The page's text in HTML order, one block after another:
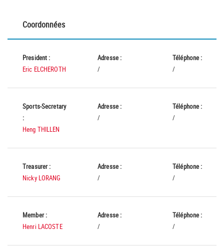
Coordonnées
President :
Eric ELCHEROTH
Adresse :
/
Téléphone :
/
Sports-Secretary
:
Heng THILLEN
Adresse :
/
Téléphone :
/
Treasurer :
Nicky LORANG
Adresse :
/
Téléphone :
/
Member :
Henri LACOSTE
Adresse :
/
Téléphone :
/